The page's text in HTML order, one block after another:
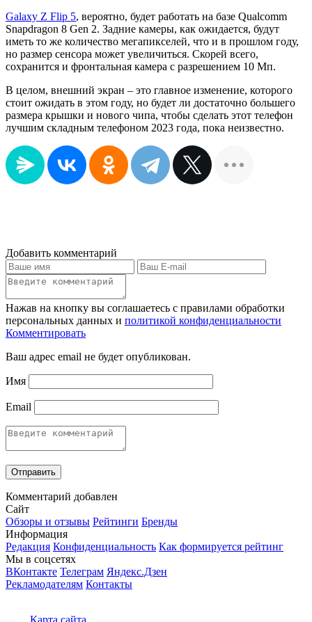
Galaxy Z Flip 5, вероятно, будет работать на базе Qualcomm
Snapdragon 8 Gen 2. Задние камеры, как ожидается, будут
иметь то же количество мегапикселей, что и в прошлом году,
но размер сенсора может увеличиться. Скорей всего,
сохранится и фронтальная камера с разрешением 10 Мп.
В целом, внешний экран – это главное изменение, которого
стоит ожидать в этом году, но будет ли достаточно большего
размера крышки и нового чипа, чтобы сделать этот телефон
лучшим складным телефоном 2023 года, пока неизвестно.
Добавить комментарий
Нажав на кнопку вы соглашаетесь с правилами обработки
персональных данных и политикой конфиденциальности
Комментировать
Ваш адрес email не будет опубликован.
Имя
Email
Комментарий добавлен
Сайт
Обзоры и отзывы Рейтинги Бренды
Информация
Редакция Конфиденциальность Как формируется рейтинг
Мы в соцсетях
ВКонтакте Телеграм Яндекс.Дзен
Рекламодателям Контакты